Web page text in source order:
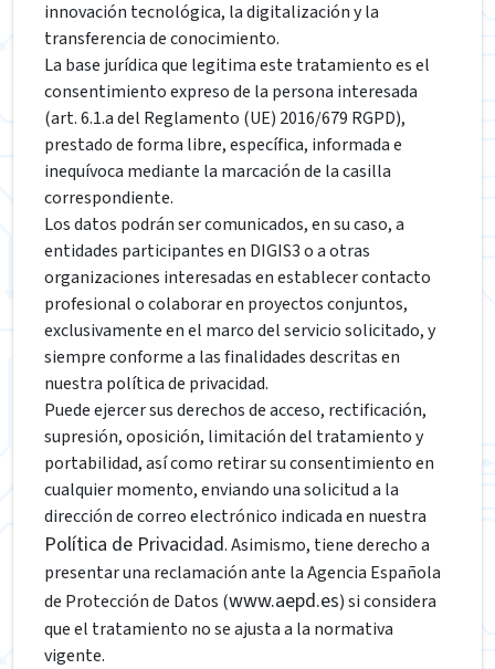
innovación tecnológica, la digitalización y la
transferencia de conocimiento.
La base jurídica que legitima este tratamiento es el
consentimiento expreso de la persona interesada
(art. 6.1.a del Reglamento (UE) 2016/679 RGPD),
prestado de forma libre, específica, informada e
inequívoca mediante la marcación de la casilla
correspondiente.
Los datos podrán ser comunicados, en su caso, a
entidades participantes en DIGIS3 o a otras
organizaciones interesadas en establecer contacto
profesional o colaborar en proyectos conjuntos,
exclusivamente en el marco del servicio solicitado, y
siempre conforme a las finalidades descritas en
nuestra política de privacidad.
Puede ejercer sus derechos de acceso, rectificación,
supresión, oposición, limitación del tratamiento y
portabilidad, así como retirar su consentimiento en
cualquier momento, enviando una solicitud a la
dirección de correo electrónico indicada en nuestra
Política de Privacidad. Asimismo, tiene derecho a
presentar una reclamación ante la Agencia Española
de Protección de Datos (www.aepd.es) si considera
que el tratamiento no se ajusta a la normativa
vigente.